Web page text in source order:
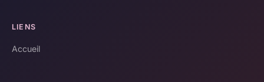
LIENS
Accueil